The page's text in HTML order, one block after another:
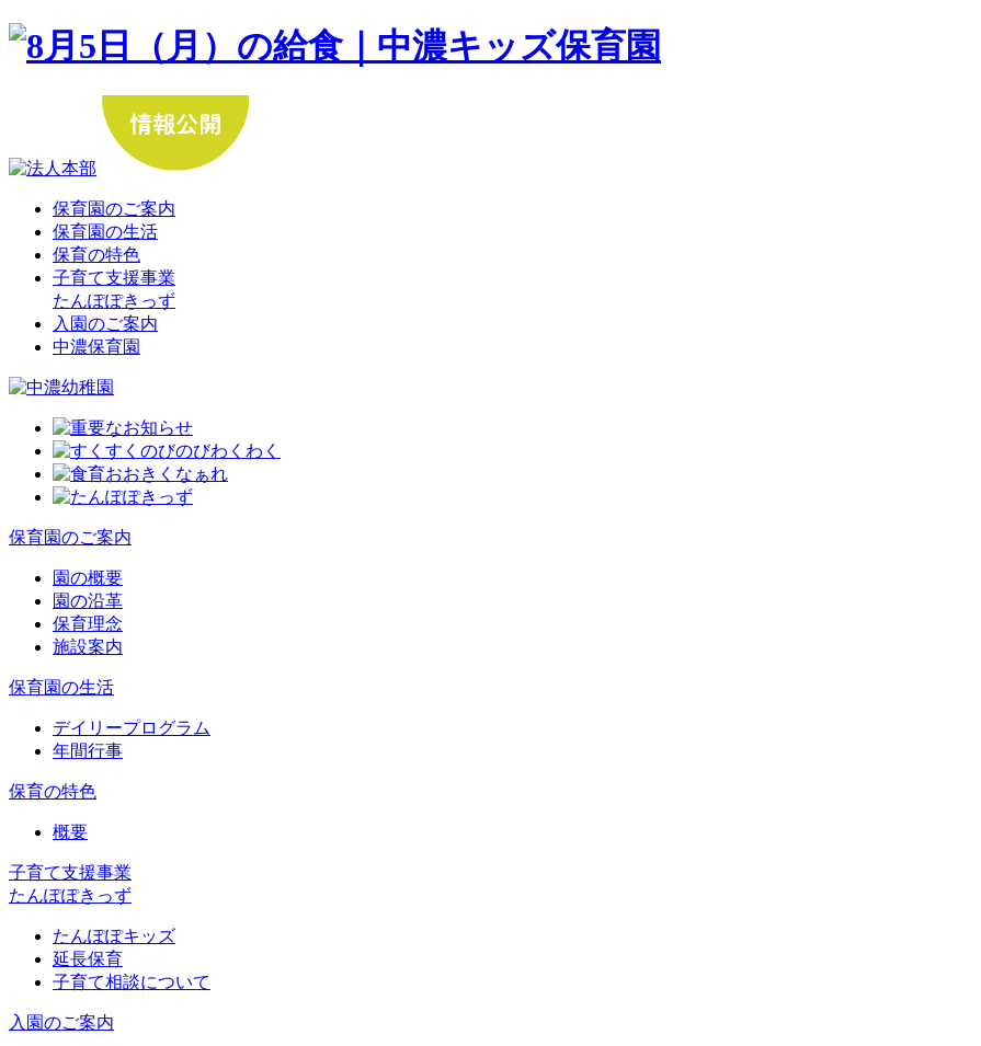
保育園のご案内
保育園の生活
保育の特色
子育て支援事業
たんぽぽきっず
入園のご案内
中濃保育園
保育園のご案内
園の概要
園の沿革
保育理念
施設案内
保育園の生活
デイリープログラム
年間行事
保育の特色
概要
子育て支援事業
たんぽぽきっず
たんぽぽキッズ
延長保育
子育て相談について
入園のご案内